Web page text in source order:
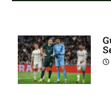
Arsenal henter Bruno
Guimarães